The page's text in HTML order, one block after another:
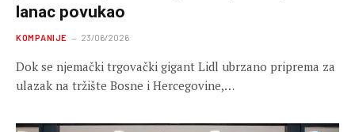
lanac povukao
KOMPANIJE 23/06/2026
Dok se njemački trgovački gigant Lidl ubrzano priprema za
ulazak na tržište Bosne i Hercegovine,…